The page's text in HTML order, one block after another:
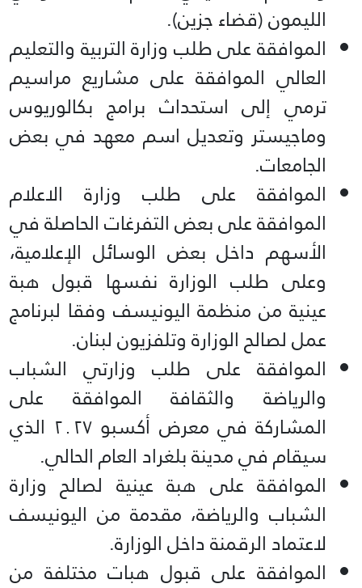
الليمون (قضاء جزين).
الموافقة على طلب وزارة التربية والتعليم
العالي الموافقة على مشاريع مراسيم
ترمي إلى استحداث برامج بكالوريوس
وماجيستر وتعديل اسم معهد في بعض
الجامعات.
الموافقة على طلب وزارة الاعلام
الموافقة على بعض التفرغات الحاصلة في
الأسهم داخل بعض الوسائل الإعلامية،
وعلى طلب الوزارة نفسها قبول هبة
عينية من منظمة اليونيسف وفقا لبرنامج
عمل لصالح الوزارة وتلفزيون لبنان.
الموافقة على طلب وزارتي الشباب
والرياضة والثقافة الموافقة على
المشاركة في معرض أكسبو ۲۰۲۷ الذي
سيقام في مدينة بلغراد العام الحالي.
الموافقة على هبة عينية لصالح وزارة
الشباب والرياضة، مقدمة من اليونيسف
لاعتماد الرقمنة داخل الوزارة.
الموافقة على قبول هبات مختلفة من